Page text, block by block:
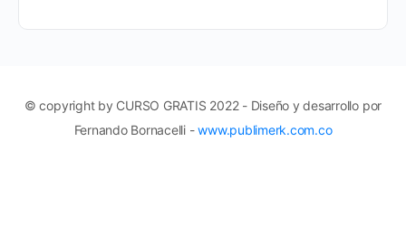
© copyright by CURSO GRATIS 2022 - Diseño y desarrollo por
Fernando Bornacelli -www.publimerk.com.co